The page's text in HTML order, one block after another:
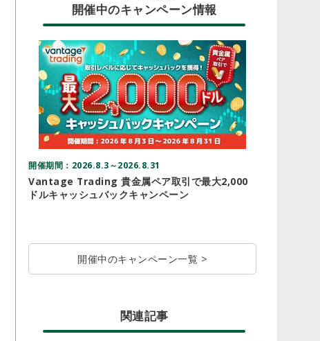
開催中のキャンペーン情報
開催期間：2026.8.3～2026.8.31
Vantage Trading 貴金属ペア取引で最大2,000
ドルキャッシュバックキャンペーン
開催中のキャンペーン一覧 >
関連記事